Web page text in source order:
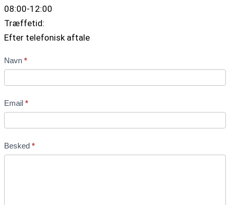
08:00-12:00
Træffetid:
Efter telefonisk aftale
Kontakt
os
Navn *
Email *
Besked *